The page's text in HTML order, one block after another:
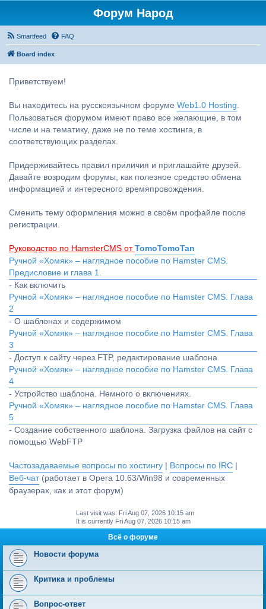
Форум Народ
Smartfeed FAQ
Board index
Приветствуем!
Вы находитесь на русскоязычном форуме Web1.0 Hosting.
Пользоваться форумом имеют право все желающие, в том
числе и на тематику, даже не по теме хостинга, в
соответствующих разделах.
Придерживайтесь правил приличия и приглашайте друзей.
Давайте возродим форумы, как полезное средство обмена
информацией и интересного времяпровождения.
Сменить тему оформления можно в своём профайле после
регистрации.
Руководство по HamsterCMS от TomoTomoTan
Ручной «Хомяк» – наглядное пособие по Hamster CMS.
Предисловие и глава 1.
- Как включить
Ручной «Хомяк» – наглядное пособие по Hamster CMS. Глава
2
- О шаблонах и содержимом
Ручной «Хомяк» – наглядное пособие по Hamster CMS. Глава
3
- Доступ к сайту через FTP, редактирование шаблона
Ручной «Хомяк» – наглядное пособие по Hamster CMS. Глава
4
- Устройство шаблона. Немного о включениях.
Ручной «Хомяк» – наглядное пособие по Hamster CMS. Глава
5
- Создание собственного шаблона. Загрузка файлов на сайт с
помощью WebFTP
Частозадаваемые вопросы по хостингу Вопросы по IRC
Веб-чат(работает в Opera 10.63/Win98 и современных
браузерах, как и этот форум)
Last visit was: Fri Aug 07, 2026 10:15 am
It is currently Fri Aug 07, 2026 10:15 am
Всё о форуме
Новости форума
Критика и проблемы
Вопрос-ответ